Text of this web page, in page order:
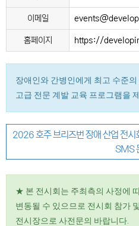
이메일
홈페이지 https://
장애인와 간병인에게 최고 수준
고급 전문 계발 교육 프로그램을
2026 호주 브리즈번 장애 산업 전
SMS
★ 본 전시회는 주최측의 사정에
변동될 수 있으므로 전시회 참가
전시장으로 사전문의 바랍니다.